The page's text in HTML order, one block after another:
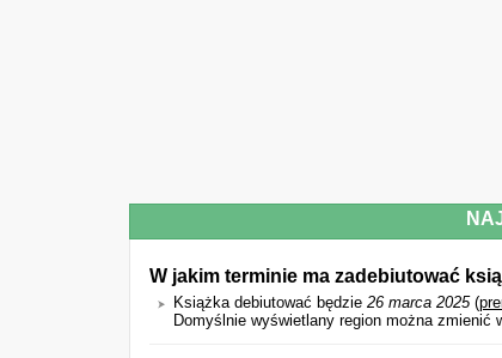
W jakim terminie ma zadebiutować
Książka debiutować będzie 26 marca 2025(
Domyślnie wyświetlany region można zmienić